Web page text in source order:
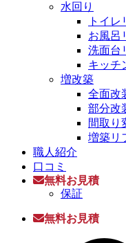
水回り
トイレ
お風呂
洗面台
キッチ
増改築
全面改
部分改
間取り
増築リ
職人紹介
口コミ
無料お見積
保証
無料お見積